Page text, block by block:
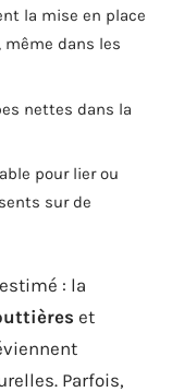
la mise en place
même dans les
nettes dans la
pour lier ou
sur de
: la
et
Parfois,